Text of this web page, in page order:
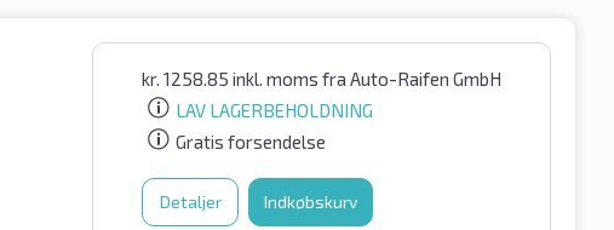
kr. 1258.85 inkl. moms fra Auto-Raifen GmbH
LAV LAGERBEHOLDNING
Gratis forsendelse
Detaljer Indkøbskurv